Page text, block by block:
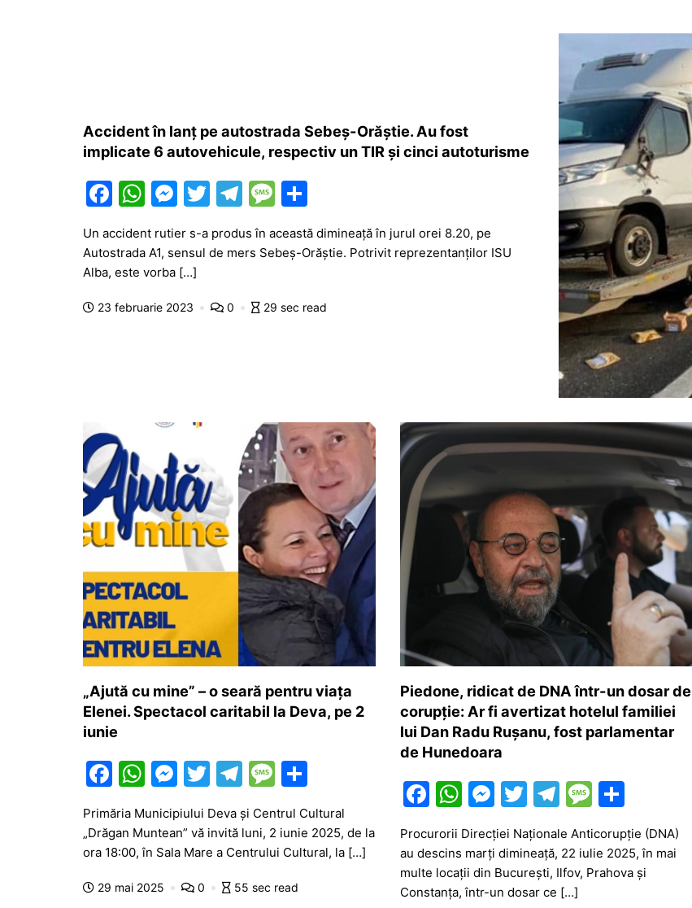
Accident în lanț pe autostrada Sebeș-Orăștie. Au fost
implicate 6 autovehicule, respectiv un TIR și cinci autoturisme
F
a
c
e
b
W
at
s
A
M
s
s
e
T
itt
T
el
e
a
m
M
s
a
ar
ta
a
Un accident rutier s-a produs în această dimineață în jurul orei 8.20, pe
Autostrada A1, sensul de mers Sebeș-Orăștie. Potrivit reprezentanților ISU
Alba, este vorba […]
23 februarie 2023 0 29 sec read
„Ajută cu mine” – o seară pentru viața
Elenei. Spectacol caritabil la Deva, pe 2
iunie
F
a
c
e
b
W
at
s
A
M
e
s
s
e
T
itt
er
T
el
e
gr
a
M
s
s
a
ta
je
Primăria Municipiului Deva și Centrul Cultural
„Drăgan Muntean” vă invită luni, 2 iunie 2025, de la
ora 18:00, în Sala Mare a Centrului Cultural, la […]
29 mai 2025 0 55 sec read
Piedone, ridicat de DNA într-un dosar de
corupție: Ar fi avertizat hotelul familiei
lui Dan Radu Rușanu, fost parlamentar
de Hunedoara
F
c
e
b
W
h
at
s
A
M
e
s
s
e
T
w
itt
er
T
e
gr
a
M
s
s
ar
ta
je
Procurorii Direcției Naționale Anticorupție (DNA)
au descins marți dimineață, 22 iulie 2025, în mai
multe locații din București, Ilfov, Prahova și
Constanța, într-un dosar ce […]